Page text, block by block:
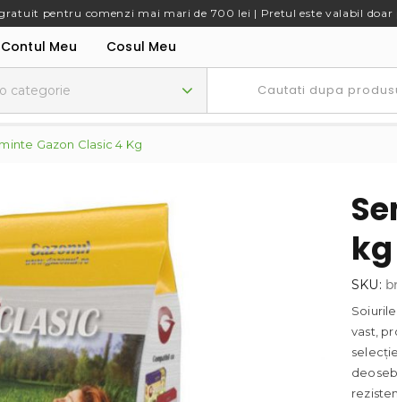
pentru comenzi mai mari de 700 lei | Pretul este valabil doar
Contul Meu Cosul Meu
Gazon Clasic 4 Kg
kg
SKU:
vast,